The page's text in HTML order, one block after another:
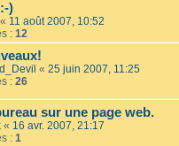
)
« 11 août 2007, 10:52
: 12
« 25 juin 2007, 11:25
: 26
sur une page web.
« 16 avr. 2007, 21:17
: 1